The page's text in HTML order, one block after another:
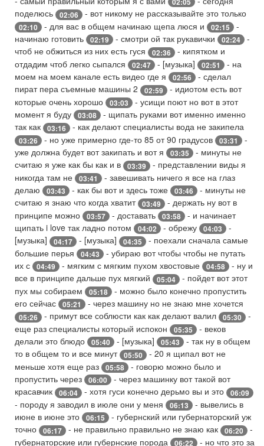
поделюсь
02:06 - вот никому не рассказывайте это только
02:10 - для вас в общем начинаю щепа люся и 02:15
-
начинаю готовить
02:19 - смотри ой так рукавички 02:24
-
чтоб не обжиться из них есть гуся
02:36
- кипятком и
отдадим чтоб легко сыпался
02:47 - [музыка] 02:51
- на
моем на моем канале есть видео где я
02:56
- сделал
пират пера съемные машины 2
02:59
- идиотом есть вот
которые очень хорошо
03:03
- усищи поют но вот в этот
момент я буду
03:08
- щипать руками вот именно именно
так как
03:16 - как делают специалисты вода не закипела
03:26 - но уже примерно где-то 85 от 90 градусов 03:31
-
уже должна будет вот закипать и вот я
03:35
- минуты не
считаю я уже как бы как и в
03:39
- представлении виды я
никогда там не
03:41
- завешивать ничего я все на глаз
делаю
03:43 - как бы вот и здесь тоже 03:46
- минуты не
считаю я знаю что когда хватит 03:49
- держать ну вот в
принципе можно
03:57 - доставать 03:58
- и начинает
щипать i love так ладно потом
04:02 - обрежу 04:03
-
[музыка]
04:17 - [музыка] 04:35
- поехали сначала самые
большие перья
04:43
- убираю вот чтобы чтобы не путать
их с
04:49 - мягким с мягким пухом хвостовые 04:58
- ну и
все в принципе дальше пух мягкий
05:04
- пойдет вот этот
пух мы собираем
05:18
- можно было конечно пропустить
его сейчас
05:21 - через машину но не знаю мне хочется
05:26 - примут все соблюсти как как делают валил 05:30
-
еще раз специалисты который испокон
05:35
- веков
делали это блюдо
05:40 - [музыка] 05:43
- так ну в общем
то в общем то и все минут 05:50
- 20 я щипал вот не
меньше хотя еще раз
05:58
- говорю можно было и
пропустить через
06:00
- через машинку вот такой вот
красавчик
06:04 - хотя гуси конечно дерьмо вы и это 06:09
- породу я заводил в июле они у меня 06:13
- вывелись в
июне в июне это
06:15
- губернский или губернаторский уж
точно
06:17 - не правильно правильно не знаю как 06:20
-
губернаторские или губернские порода
06:22
- но что это за